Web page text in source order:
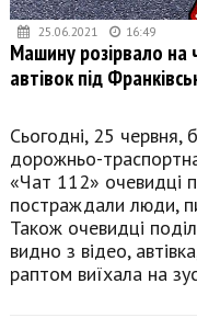
25.06.2021 16:49
Машину розірвало на
автівок під
Сьогодні, 25 червня,
дорожньо-
«Чат 112» очевидці
постраждали люди,
Також очевидці
видно з відео,
раптом виїхала на